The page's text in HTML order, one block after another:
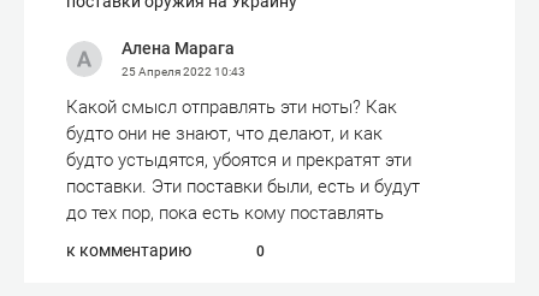
Алена Марага
25 Апреля 2022 10:43
Какой смысл отправлять эти ноты? Как
будто они не знают, что делают, и как
будто устыдятся, убоятся и прекратят эти
поставки. Эти поставки были, есть и будут
до тех пор, пока есть кому поставлять
к комментарию 0